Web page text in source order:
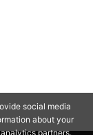
social media
about your
partners.